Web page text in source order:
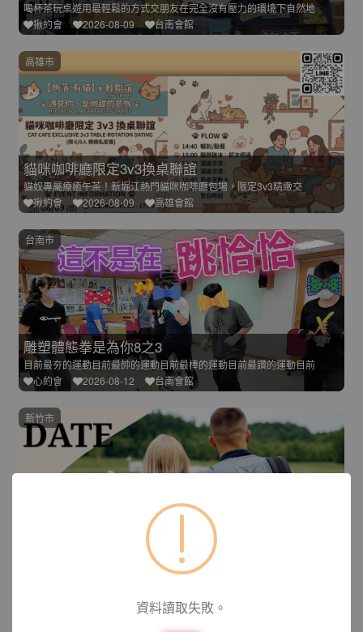
喝杯茶玩桌遊用最輕鬆的方式交朋友在完全沒有壓力的環境下自然地
揪約會
2026-08-09 台南會館
貓咪咖啡廳限定3v3換桌聯誼
貓奴專屬療癒午茶！新堀江熱門貓咪咖啡廳包場，限定3v3精緻交
揪約會
2026-08-09 高雄會館
高雄市
雕塑體態拳是為你8之3
目前最夯的運動目前最帥的運動目前最棒的運動目前最讚的運動目前
心約會
2026-08-12 台南會館
台南市
是EAGLE還是LANGLE
春天會館精心規劃多元主題聯誼活動，結合運動、桌遊、手作、美食
新竹會館
新竹市
資料讀取失敗。